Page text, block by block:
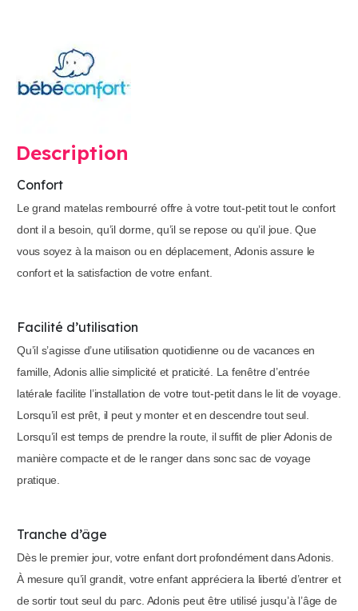
Description
Confort
Le grand matelas rembourré offre à votre tout-petit tout le confort
dont il a besoin, qu’il dorme, qu’il se repose ou qu’il joue. Que
vous soyez à la maison ou en déplacement, Adonis assure le
confort et la satisfaction de votre enfant.
Facilité d’utilisation
Qu’il s’agisse d’une utilisation quotidienne ou de vacances en
famille, Adonis allie simplicité et praticité. La fenêtre d’entrée
latérale facilite l’installation de votre tout-petit dans le lit de voyage.
Lorsqu’il est prêt, il peut y monter et en descendre tout seul.
Lorsqu’il est temps de prendre la route, il suffit de plier Adonis de
manière compacte et de le ranger dans sonc sac de voyage
pratique.
Tranche d’âge
Dès le premier jour, votre enfant dort profondément dans Adonis.
À mesure qu’il grandit, votre enfant appréciera la liberté d’entrer et
de sortir tout seul du parc. Adonis peut être utilisé jusqu’à l’âge de